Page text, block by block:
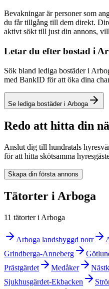
Bevakningar är personer som
du får tillgång till dem direkt.
aktivt sökt till just din annons,
Letar du efter bostad i
Sök bland lediga bostäder i
med BankID för att öka dina
Se lediga bostäder i Arboga
Redo att hitta din
Anslut dig till hundratals
för att hitta skötsamma
Skapa din första annons
Tätorter i Arboga
11 tätorter i Arboga
Arboga landsbyggd norr
Grindberga-Anneberg
Prästgärdet
Medåker
Sjukhusgärdet-Ekbacken